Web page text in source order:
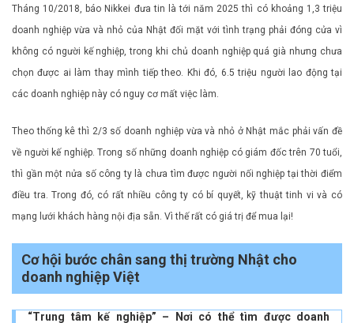
Tháng 10/2018, báo Nikkei đưa tin là tới năm 2025 thì có khoảng 1,3 triệu
doanh nghiệp vừa và nhỏ của Nhật đối mặt với tình trạng phải đóng cửa vì
không có người kế nghiệp, trong khi chủ doanh nghiệp quá già nhưng chưa
chọn được ai làm thay mình tiếp theo. Khi đó, 6.5 triệu người lao động tại
các doanh nghiệp này có nguy cơ mất việc làm.
Theo thống kê thì 2/3 số doanh nghiệp vừa và nhỏ ở Nhật mắc phải vấn đề
về người kế nghiệp. Trong số những doanh nghiệp có giám đốc trên 70 tuổi,
thì gần một nửa số công ty là chưa tìm được người nối nghiệp tại thời điểm
điều tra. Trong đó, có rất nhiều công ty có bí quyết, kỹ thuật tinh vi và có
mạng lưới khách hàng nội địa sẵn. Vì thế rất có giá trị để mua lại!
Cơ hội bước chân sang thị trường Nhật cho
doanh nghiệp Việt
“Trung tâm kế nghiệp” – Nơi có thể tìm được doanh